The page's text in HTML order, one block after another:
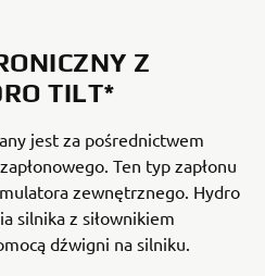
Z
TILT*
jest za pośrednictwem
Ten typ zapłonu
zewnętrznego. Hydro
silnika z siłownikiem
dźwigni na silniku.